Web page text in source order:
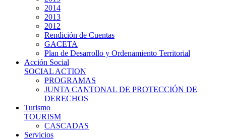
2014
2013
2012
Rendición de Cuentas
GACETA
Plan de Desarrollo y Ordenamiento Territorial
Acción Social
SOCIAL ACTION
PROGRAMAS
JUNTA CANTONAL DE PROTECCIÓN DE
DERECHOS
Turismo
TOURISM
CASCADAS
Servicios